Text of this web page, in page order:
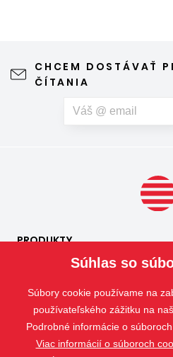
leto naplno. Kvalitná sieťka na
výhľad z okna ani vzhľad
vás okrem hmyzu trápia aj
špeciálnu sieť proti peľu,
CHCEM DOSTÁVAŤ
ČÍTANIA
PRODUKTY
SLUŽBY
ISOTRA
KONTAKT
Súhlas so
Súbory cookie používame na
používateľského zážitku na
Podrobné informácie o
Viac informácií o súboroch